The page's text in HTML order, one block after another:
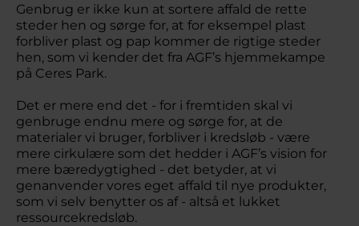
Genbrug er ikke kun at sortere affald de rette
steder hen og sørge for, at for eksempel plast
forbliver plast og pap kommer de rigtige steder
hen, som vi kender det fra AGF’s hjemmekampe
på Ceres Park.
Det er mere end det - for i fremtiden skal vi
genbruge endnu mere og sørge for, at de
materialer vi bruger, forbliver i kredsløb - være
mere cirkulære som det hedder i AGF’s vision for
mere bæredygtighed - det betyder, at vi
genanvender vores eget affald til nye produkter,
som vi selv benytter os af - altså et lukket
ressourcekredsløb.